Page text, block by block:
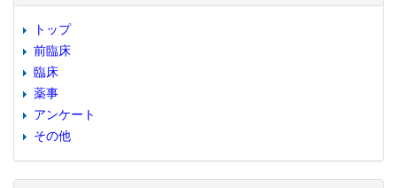
トップ
前臨床
臨床
薬事
アンケート
その他